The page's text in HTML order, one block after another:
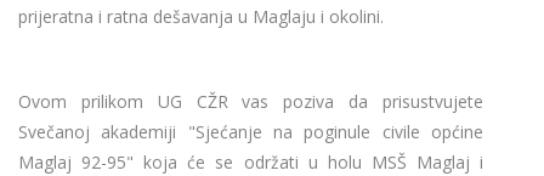
prijeratna i ratna dešavanja u Maglaju i okolini.
Ovom prilikom UG CŽR vas poziva da prisustvujete
Svečanoj akademiji "Sjećanje na poginule civile općine
Maglaj 92-95" koja će se održati u holu MSŠ Maglaj i